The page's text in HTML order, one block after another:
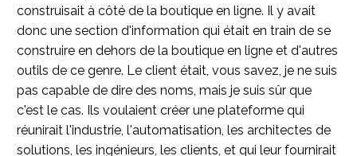
construisait à côté de la boutique en ligne. Il y avait
donc une section d'information qui était en train de se
construire en dehors de la boutique en ligne et d'autres
outils de ce genre. Le client était, vous savez, je ne suis
pas capable de dire des noms, mais je suis sûr que
c'est le cas. Ils voulaient créer une plateforme qui
réunirait l'industrie, l'automatisation, les architectes de
solutions, les ingénieurs, les clients, et qui leur fournirait